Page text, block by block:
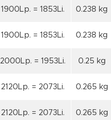
1900Lp. = 1853Li. 0.238 kg
1900Lp. = 1853Li. 0.238 kg
2000Lp. = 1953Li. 0.25 kg
2120Lp. = 2073Li. 0.265 kg
2120Lp. = 2073Li. 0.265 kg